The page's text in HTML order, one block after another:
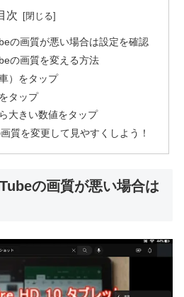
次
の画質が悪い場合は設定を確認
の画質を変える方法
）をタップ
タップ
大きい数値をタップ
質を変更して見やすくしよう！
の画質が悪い場合は